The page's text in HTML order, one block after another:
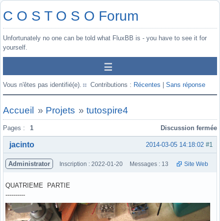
C O S T O S O Forum
Unfortunately no one can be told what FluxBB is - you have to see it for
yourself.
Vous n'êtes pas identifié(e). Contributions : Récentes Sans réponse
Accueil » Projets »tutospire4
Pages : 1 Discussion fermée
#1
2014-03-05 14:18:02
jacinto
Administrator Inscription : 2022-01-20 Messages : 13 Site Web
QUATRIEME PARTIE
----------